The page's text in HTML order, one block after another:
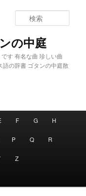
の中庭
す 有名な曲 珍しい曲
語の辞書 ゴタンの中庭散
索
F G H
P Q R
Z